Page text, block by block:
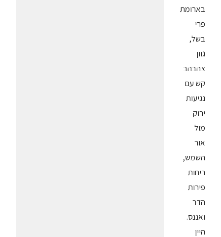
בארומת
פרי
בשל,
גוון
צהבהב
קש עם
נגיעות
ירוק
מול
אור
השמש,
ריחות
פירות
הדר
ואננס.
היין